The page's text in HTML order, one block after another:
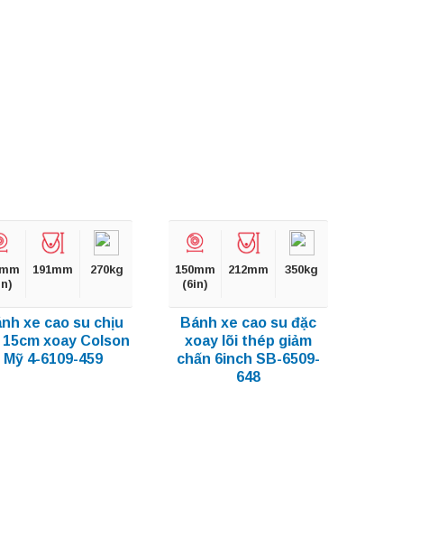
191mm 270kg
xe cao su chịu
15cm xoay Colson
Mỹ 4-6109-459
150mm
(6in)
212mm 350kg
Bánh xe cao su đặc
xoay lõi thép giảm
chấn 6inch SB-6509-
648